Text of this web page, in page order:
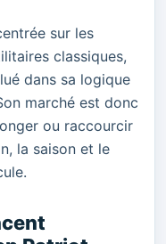
sur les
classiques,
dans sa logique
marché est donc
ou raccourcir
la saison et le